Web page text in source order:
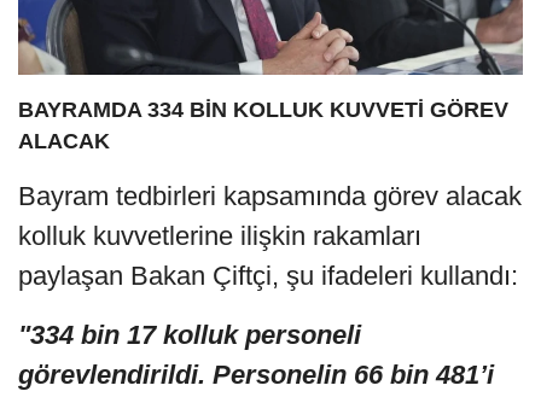
BAYRAMDA 334 BİN KOLLUK KUVVETİ GÖREV
ALACAK
Bayram tedbirleri kapsamında görev alacak
kolluk kuvvetlerine ilişkin rakamları
paylaşan Bakan Çiftçi, şu ifadeleri kullandı:
"334 bin 17 kolluk personeli
görevlendirildi. Personelin 66 bin 481’i